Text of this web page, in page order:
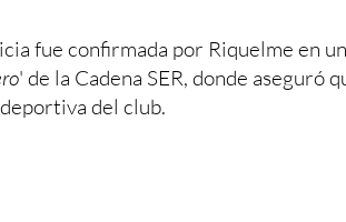
fue confirmada por Riquelme en
' de la Cadena SER, donde aseguró
del club.